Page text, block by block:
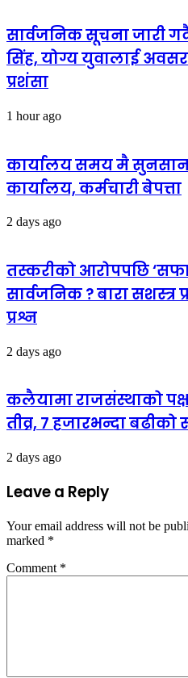
सार्वजनिक सूचना जारी
सिंह, योग्य युवालाई
प्रशंसा
1 hour ago
कार्यालय समय मै
कार्यालय, कर्मचारी बेपत्ता
2 days ago
तस्करीको आरोपपछि
सार्वजनिक ? बारा सशस्त्र
प्रश्न
2 days ago
कलैयामा राजसंस्थाको
तीव्र, ७ हजारभन्दा बढीको
2 days ago
Leave a Reply
Your email address will not be
marked *
Comment *